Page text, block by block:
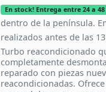
En stock! Entrega entre 24 a
dentro de la península.
realizados antes de las
Turbo reacondicionado
completamente
reparado con piezas
reacondicionadas.